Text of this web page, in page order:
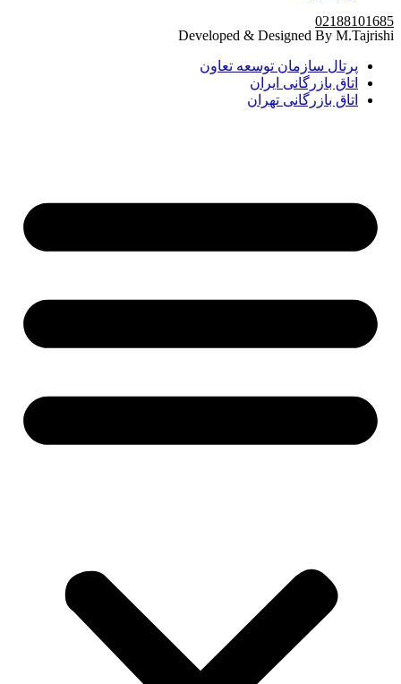
02188101685
Developed & Designed By M.Tajrishi
پرتال سازمان توسعه تعاون
اتاق بازرگانی ایران
اتاق بازرگانی تهران